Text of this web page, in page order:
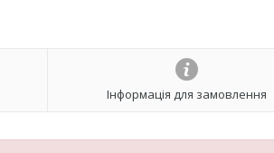
Інформація для замовлення